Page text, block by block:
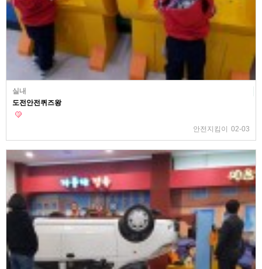
실내
도전안전퀴즈왕
안전지킴이 02-03